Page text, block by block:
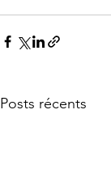
Posts récents